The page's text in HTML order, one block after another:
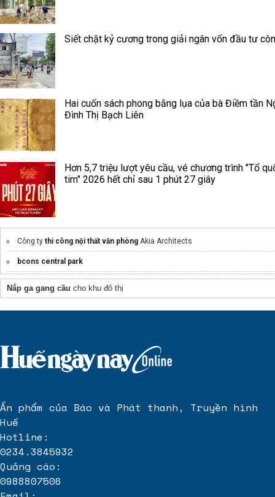
Siết chặt kỷ cương trong giải ngân vốn đầu tư
Hai cuốn sách phong bằng lụa của bà Điềm tần
Đình Thị Bạch Liên
Hơn 5,7 triệu lượt yêu cầu, vé chương trình "Tổ
tim" 2026 hết chỉ sau 1 phút 27 giây
Công ty thi công nội thất văn phòng Akia Architects
bcons central park
Cập nhậtTin tức Sun Galaxy Complexmới nhất
Dịch vụ lưu trữ đám mây s3 storage tại vndata
Nắp ga gang cầu cho khu đô thị
Ấn phẩm của Báo và Phát thanh, Truyền hình
Huế
Hotline:
0234.3845932
Quảng cáo:
0988807506